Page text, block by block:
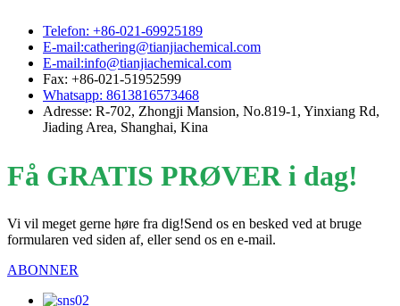
Telefon: +86-021-69925189
E-mail:cathering@tianjiachemical.com
E-mail:info@tianjiachemical.com
Fax: +86-021-51952599
Whatsapp: 8613816573468
Adresse: R-702, Zhongji Mansion, No.819-1, Yinxiang Rd,
Jiading Area, Shanghai, Kina
Få GRATIS PRØVER i dag!
Vi vil meget gerne høre fra dig!Send os en besked ved at bruge
formularen ved siden af, eller send os en e-mail.
ABONNER